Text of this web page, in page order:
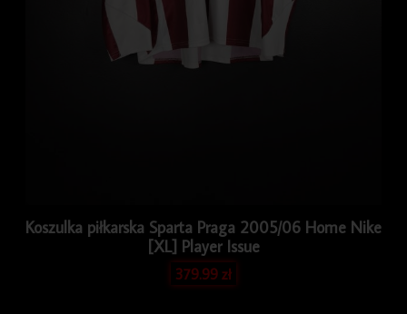
Koszulka piłkarska Sparta Praga 2005/06 Home Nike
[XL] Player Issue
379.99zł